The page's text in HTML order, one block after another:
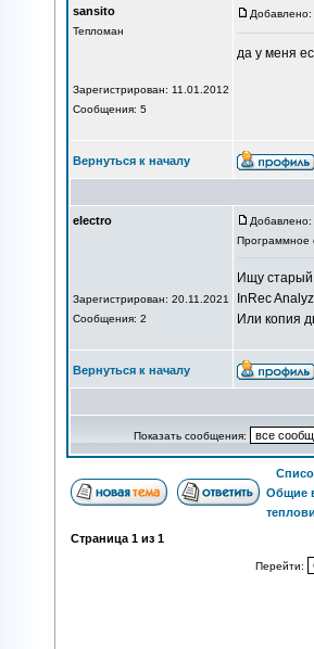
sansito
Тепломан
Зарегистрирован: 11.01.2012
Сообщения: 5
да у меня
Вернуться к началу
electro
Зарегистрирован: 20.11.2021
Сообщения: 2
Программное
Ищу старый
InRec
Или копия
Вернуться к началу
Показать сообщения:
Общие
Страница 1 из 1
Перейти: